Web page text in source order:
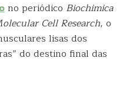
no periódico Biochimica
Cell Research, o
lisas dos
do destino final das